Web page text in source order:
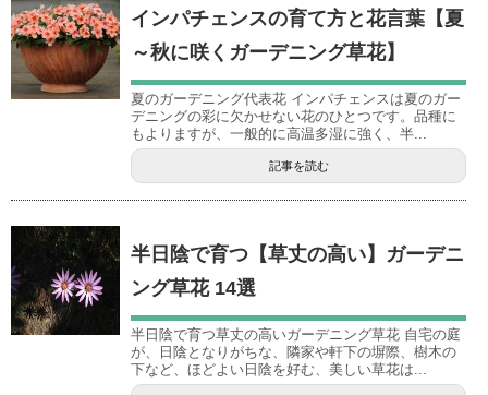
インパチェンスの育て方と花言葉【夏
～秋に咲くガーデニング草花】
夏のガーデニング代表花 インパチェンスは夏のガー
デニングの彩に欠かせない花のひとつです。品種に
もよりますが、一般的に高温多湿に強く、半...
記事を読む
半日陰で育つ【草丈の高い】ガーデニ
ング草花 14選
半日陰で育つ草丈の高いガーデニング草花 自宅の庭
が、日陰となりがちな、隣家や軒下の塀際、樹木の
下など、ほどよい日陰を好む、美しい草花は...